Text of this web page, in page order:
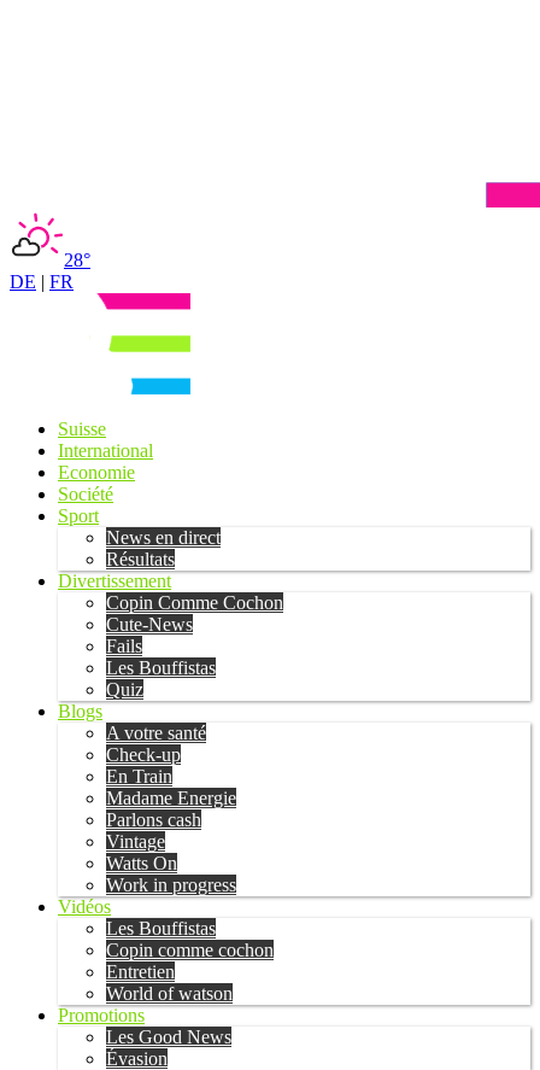
28°
DE | FR
Suisse
International
Economie
Société
Sport
News en direct
Résultats
Divertissement
Copin Comme Cochon
Cute-News
Fails
Les Bouffistas
Quiz
Blogs
A votre santé
Check-up
En Train
Madame Energie
Parlons cash
Vintage
Watts On
Work in progress
Vidéos
Les Bouffistas
Copin comme cochon
Entretien
World of watson
Promotions
Les Good News
Évasion